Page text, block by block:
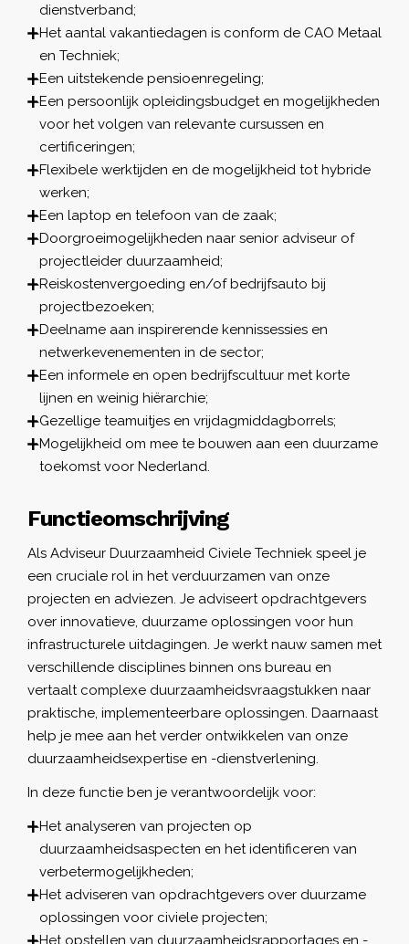
dienstverband;
Het aantal vakantiedagen is conform de CAO Metaal
en Techniek;
Een uitstekende pensioenregeling;
Een persoonlijk opleidingsbudget en mogelijkheden
voor het volgen van relevante cursussen en
certificeringen;
Flexibele werktijden en de mogelijkheid tot hybride
werken;
Een laptop en telefoon van de zaak;
Doorgroeimogelijkheden naar senior adviseur of
projectleider duurzaamheid;
Reiskostenvergoeding en/of bedrijfsauto bij
projectbezoeken;
Deelname aan inspirerende kennissessies en
netwerkevenementen in de sector;
Een informele en open bedrijfscultuur met korte
lijnen en weinig hiërarchie;
Gezellige teamuitjes en vrijdagmiddagborrels;
Mogelijkheid om mee te bouwen aan een duurzame
toekomst voor Nederland.
Functieomschrijving
Als Adviseur Duurzaamheid Civiele Techniek speel je
een cruciale rol in het verduurzamen van onze
projecten en adviezen. Je adviseert opdrachtgevers
over innovatieve, duurzame oplossingen voor hun
infrastructurele uitdagingen. Je werkt nauw samen met
verschillende disciplines binnen ons bureau en
vertaalt complexe duurzaamheidsvraagstukken naar
praktische, implementeerbare oplossingen. Daarnaast
help je mee aan het verder ontwikkelen van onze
duurzaamheidsexpertise en -dienstverlening.
In deze functie ben je verantwoordelijk voor:
Het analyseren van projecten op
duurzaamheidsaspecten en het identificeren van
verbetermogelijkheden;
Het adviseren van opdrachtgevers over duurzame
oplossingen voor civiele projecten;
Het opstellen van duurzaamheidsrapportages en -